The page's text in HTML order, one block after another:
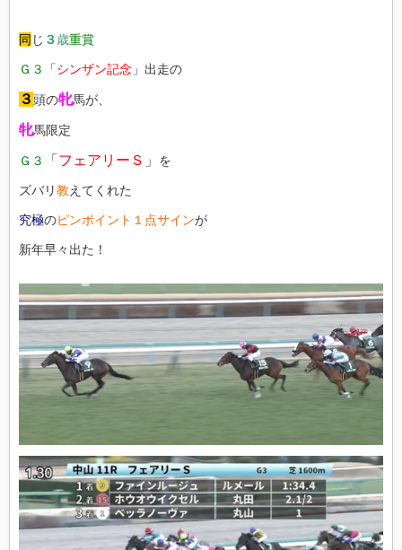
同 じ ３歳重賞
Ｇ３ 「シンザン記念 」出走の
３頭の牝馬が、
牝馬限定
Ｇ３ 「 フェアリーＳ 」 を
ズバリ教えてくれた
究極のピンポイント１点サインが
新年早々出た！